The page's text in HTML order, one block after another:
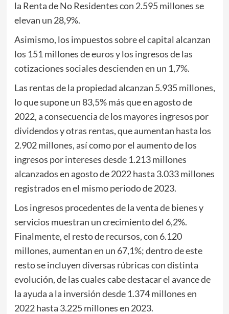
la Renta de No Residentes con 2.595 millones se
elevan un 28,9%.
Asimismo, los impuestos sobre el capital alcanzan
los 151 millones de euros y los ingresos de las
cotizaciones sociales descienden en un 1,7%.
Las rentas de la propiedad alcanzan 5.935 millones,
lo que supone un 83,5% más que en agosto de
2022, a consecuencia de los mayores ingresos por
dividendos y otras rentas, que aumentan hasta los
2.902 millones, así como por el aumento de los
ingresos por intereses desde 1.213 millones
alcanzados en agosto de 2022 hasta 3.033 millones
registrados en el mismo periodo de 2023.
Los ingresos procedentes de la venta de bienes y
servicios muestran un crecimiento del 6,2%.
Finalmente, el resto de recursos, con 6.120
millones, aumentan en un 67,1%; dentro de este
resto se incluyen diversas rúbricas con distinta
evolución, de las cuales cabe destacar el avance de
la ayuda a la inversión desde 1.374 millones en
2022 hasta 3.225 millones en 2023.